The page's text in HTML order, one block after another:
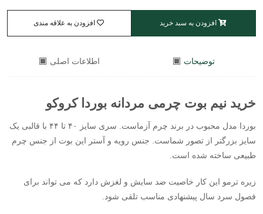
افزودن به سبد خرید افزودن به علاقه مندی
توضیحات اطلاعات اصلی
خرید نیم بوت چرمی مردانه بوردا کروکو
بوردا مدل محبوب در برند چرم آزماست. سری سایز ۴۰ تا ۴۴ با قالبی یک
سایز بزرگتر از تصور شماست. جنس رویه و آستر این بوت از جنس چرم
طبیعی ساخته شده است.
زیره ترمو این کار خاصیت ضد سایش و لغزش دارد که می تواند برای
فصول سرد سال پیشنهادی مناسب تلقی شود.